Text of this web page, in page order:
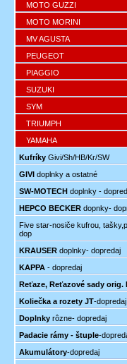
MOTO GUZZI
MOTO MORINI
MV AGUSTA
PEUGEOT
PIAGGIO
SUZUKI
SYM
TRIUMPH
YAMAHA
Kufríky Givi/Sh/HB/Kr/SW
GIVI doplnky a ostatné
SW-MOTECH doplnky -
HEPCO BECKER dopnky-
Five star-nosiče kufrou,
dop
KRAUSER doplnky- dopredaj
KAPPA - dopredaj
Reťaze, Reťazové sady orig.
Koliečka a rozety JT-dopredaj
Doplnky rôzne- dopredaj
Padacie rámy - štuple-
Akumulátory-dopredaj